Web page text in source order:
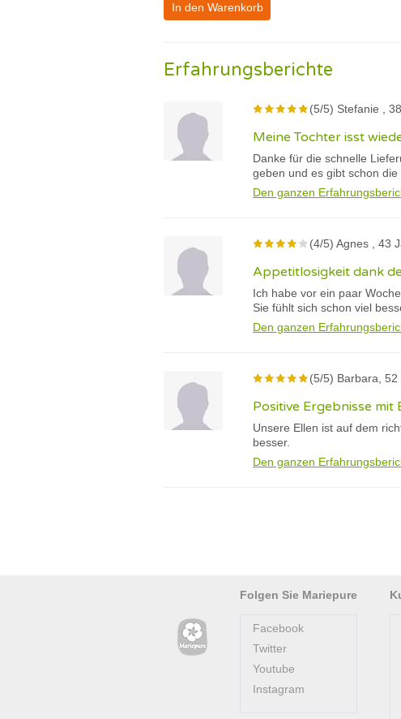
In den Warenkorb
Erfahrungsberichte
(5/5) Stefanie ,
Meine Tochter isst
Danke für die schnelle
geben und es gibt schon die
Den ganzen
(4/5) Agnes , 43
Appetitlosigkeit dank
Ich habe vor ein paar
Sie fühlt sich schon viel
Den ganzen
(5/5) Barbara, 52
Positive Ergebnisse mit
Unsere Ellen ist auf dem
besser.
Den ganzen
Folgen Sie Mariepure
Facebook
Twitter
Youtube
Instagram